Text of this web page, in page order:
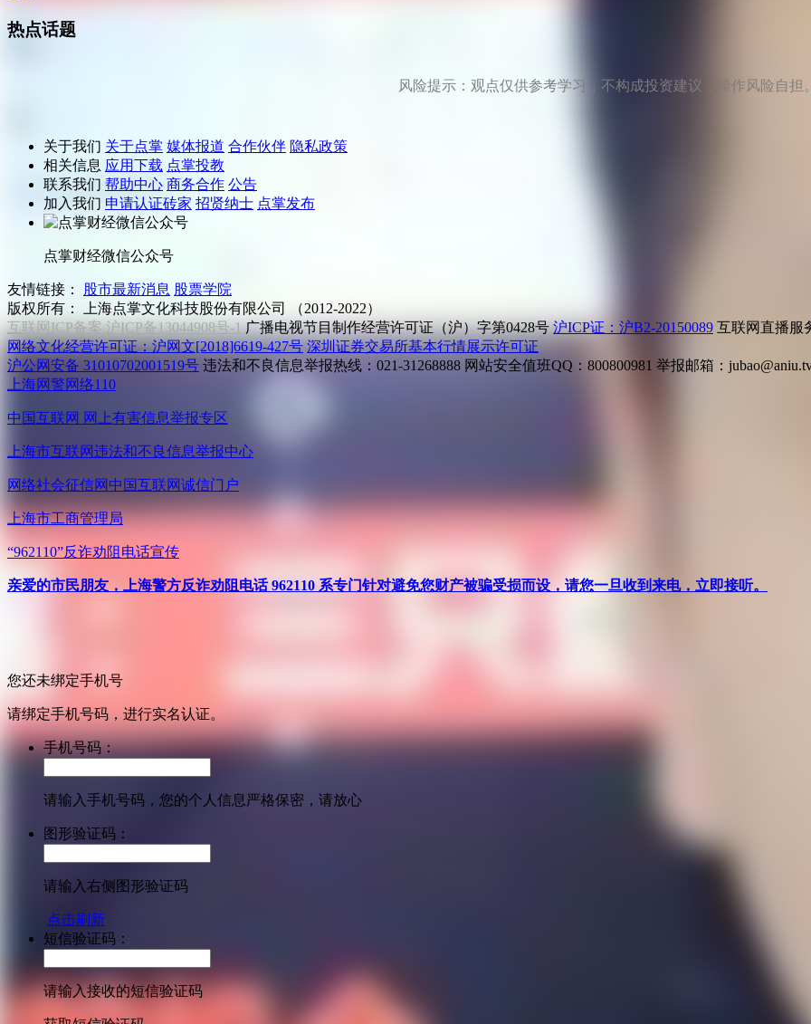
热点话题
风险提示：观点仅供参考学习，不构成投资建议，操作风险自担
关于我们 关于点掌 媒体报道 合作伙伴 隐私政策
相关信息 应用下载 点掌投教
联系我们 帮助中心 商务合作 公告
加入我们 申请认证砖家 招贤纳士 点掌发布
点掌财经微信公众号
友情链接： 股市最新消息 股票学院
版权所有：
上海点掌文化科技股份有限公司 （2012-2022）
互联网ICP备案 沪ICP备13044908号-1 广播电视节目制作经营许可证（沪）字第0428号 沪ICP证：沪B2-20150089 互联网直播服
网络文化经营许可证：沪网文[2018]6619-427号 深圳证券交易所基本行情展示许可证
沪公网安备 31010702001519号 违法和不良信息举报热线：021-31268888 网站安全值班QQ：800800981 举报邮箱：
上海网警网络110
中国互联网 网上有害信息举报专区
上海市互联网违法和不良信息举报中心
网络社会征信网 中国互联网诚信门户
上海市工商管理局
“962110”反诈劝阻电话宣传
亲爱的市民朋友，上海警方反诈劝阻电话 962110 系专门针对避免您财产被骗受损而设，请您一旦收到来电，立即接听。
您还未绑定手机号
请绑定手机号码，进行实名认证。
手机号码：
请输入手机号码，您的个人信息严格保密，请放心
图形验证码：
请输入右侧图形验证码
点击刷新
短信验证码：
请输入接收的短信验证码